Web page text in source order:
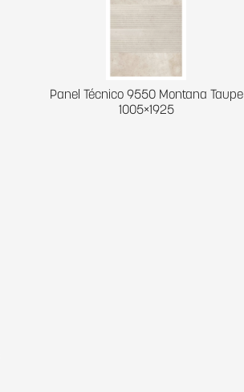
Panel Técnico 9550 Montana Taupe
1005×1925